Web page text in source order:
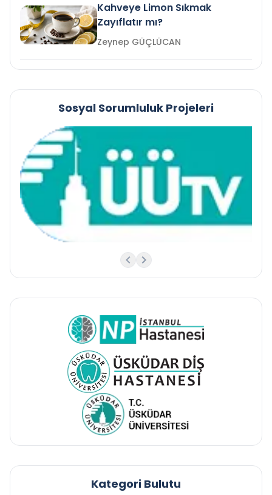
Kahveye Limon Sıkmak
Zayıflatır mı?
Zeynep GÜÇLÜCAN
Sosyal Sorumluluk Projeleri
Kategori Bulutu